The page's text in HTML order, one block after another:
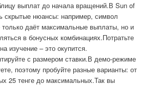
выплат до начала вращений.В Sun of
скрытые нюансы: например, символ
даёт максимальные выплаты, но и
в бонусных комбинациях.Потратьте
изучение – это окупится.
с размером ставки.В демо-режиме
поэтому пробуйте разные варианты: от
25 тенге до максимальных.Так вы